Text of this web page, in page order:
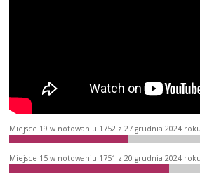
Miejsce 19 w notowaniu 1752 z 27 grudnia 2024
Miejsce 15 w notowaniu 1751 z 20 grudnia 2024